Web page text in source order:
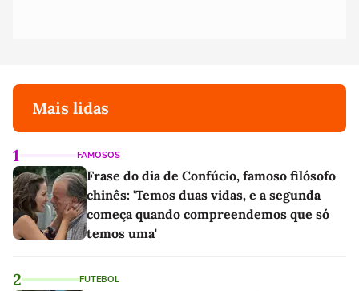
Mais lidas
1 FAMOSOS
Frase do dia de Confúcio, famoso filósofo
chinês: 'Temos duas vidas, e a segunda
começa quando compreendemos que só
temos uma'
2 FUTEBOL